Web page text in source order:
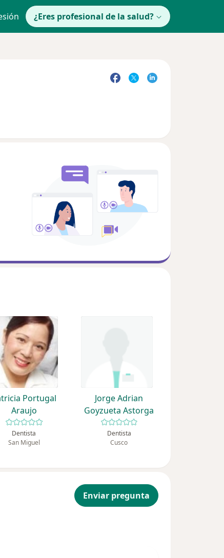
¿Eres profesional de la salud?
Portugal
Araujo
Dentista
San Miguel
Jorge Adrian
Goyzueta Astorga
Dentista
Cusco
Enviar pregunta